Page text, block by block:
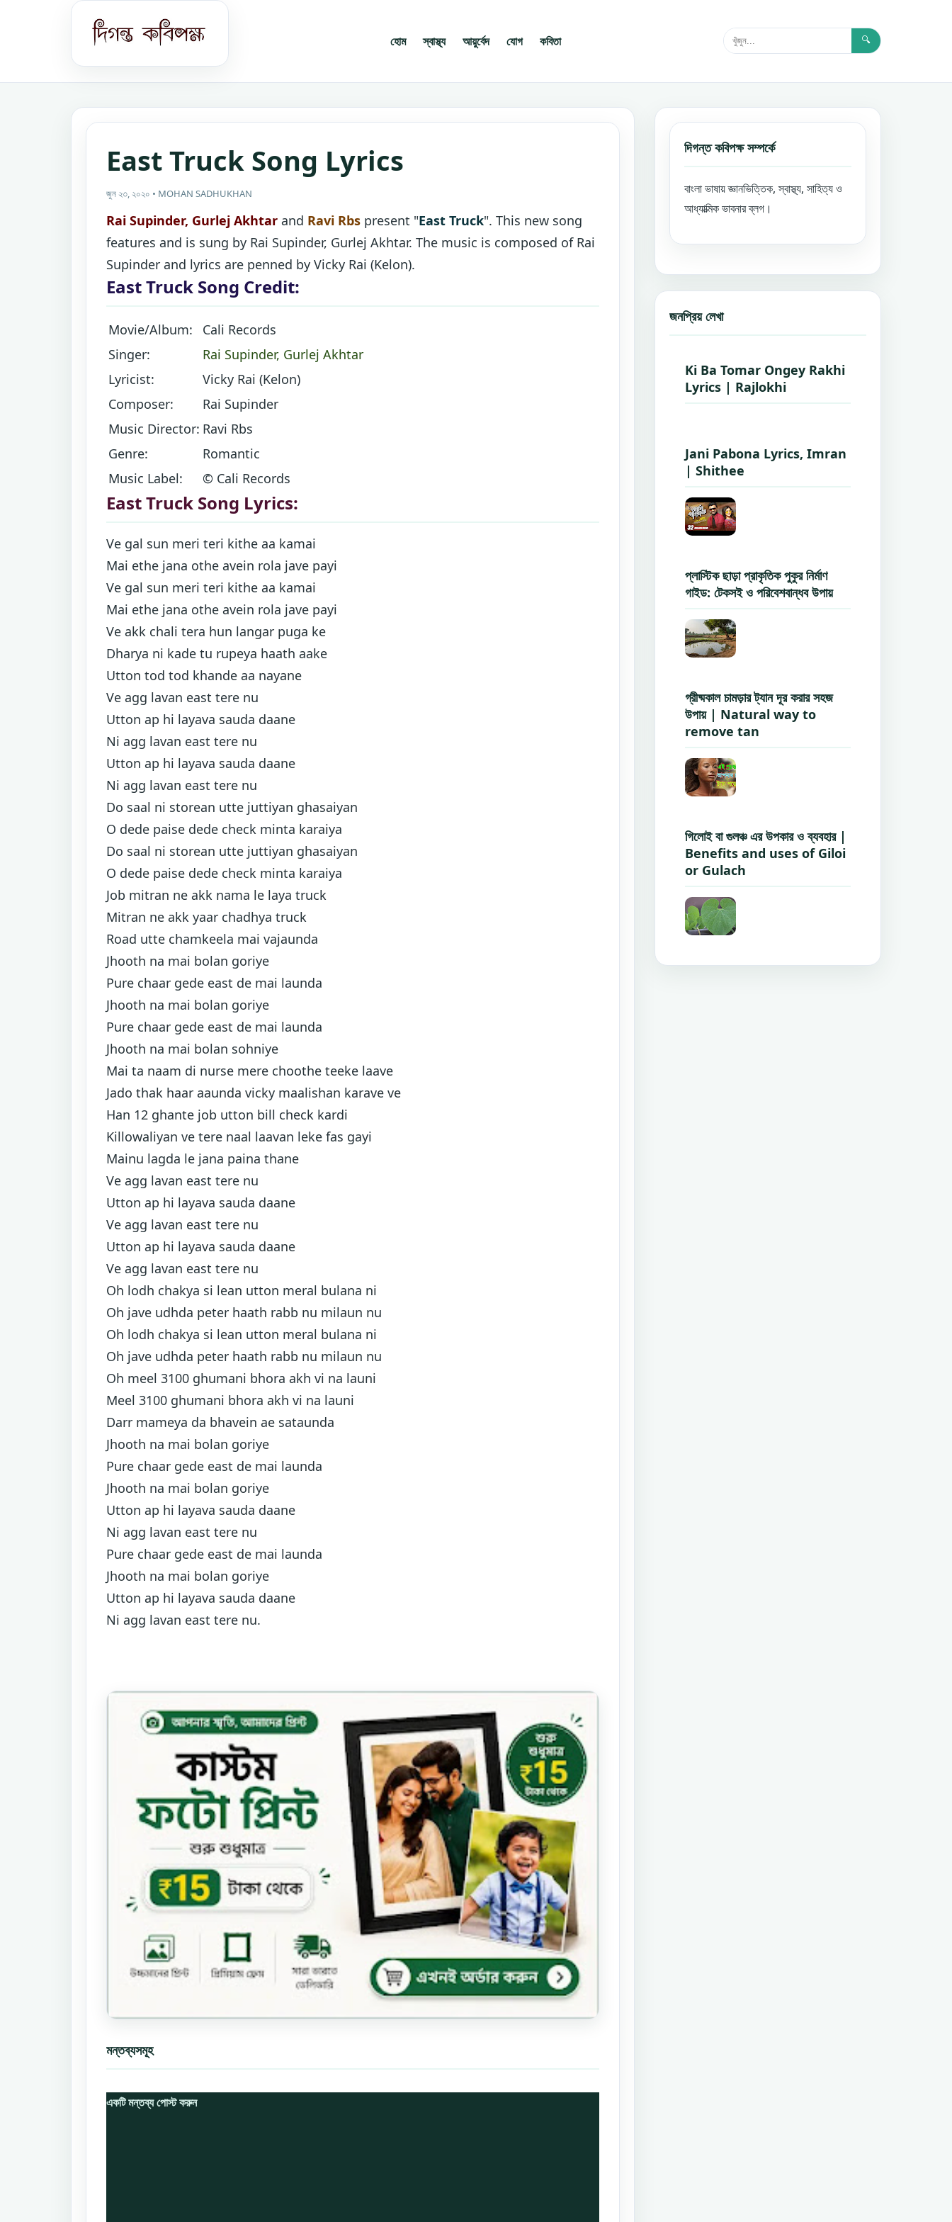
হোম স্বাস্থ্য আয়ুর্বেদ যোগ কবিতা 🔍
East Truck Song Lyrics
জুন ২৩, ২০২০ • MOHAN SADHUKHAN
Rai Supinder, Gurlej Akhtar and Ravi Rbs present "East Truck". This new song
features and is sung by Rai Supinder, Gurlej Akhtar. The music is composed of Rai
Supinder and lyrics are penned by Vicky Rai (Kelon).
East Truck Song Credit:
Movie/Album:
Cali Records
Singer:
Rai Supinder, Gurlej Akhtar
Lyricist:
Vicky Rai (Kelon)
Composer:
Rai Supinder
Music Director: Ravi Rbs
Genre:
Romantic
Music Label:
© Cali Records
East Truck Song Lyrics:
Ve gal sun meri teri kithe aa kamai
Mai ethe jana othe avein rola jave payi
Ve gal sun meri teri kithe aa kamai
Mai ethe jana othe avein rola jave payi
Ve akk chali tera hun langar puga ke
Dharya ni kade tu rupeya haath aake
Utton tod tod khande aa nayane
Ve agg lavan east tere nu
Utton ap hi layava sauda daane
Ni agg lavan east tere nu
Utton ap hi layava sauda daane
Ni agg lavan east tere nu
Do saal ni storean utte juttiyan ghasaiyan
O dede paise dede check minta karaiya
Do saal ni storean utte juttiyan ghasaiyan
O dede paise dede check minta karaiya
Job mitran ne akk nama le laya truck
Mitran ne akk yaar chadhya truck
Road utte chamkeela mai vajaunda
Jhooth na mai bolan goriye
Pure chaar gede east de mai launda
Jhooth na mai bolan goriye
Pure chaar gede east de mai launda
Jhooth na mai bolan sohniye
Mai ta naam di nurse mere choothe teeke laave
Jado thak haar aaunda vicky maalishan karave ve
Han 12 ghante job utton bill check kardi
Killowaliyan ve tere naal laavan leke fas gayi
Mainu lagda le jana paina thane
Ve agg lavan east tere nu
Utton ap hi layava sauda daane
Ve agg lavan east tere nu
Utton ap hi layava sauda daane
Ve agg lavan east tere nu
Oh lodh chakya si lean utton meral bulana ni
Oh jave udhda peter haath rabb nu milaun nu
Oh lodh chakya si lean utton meral bulana ni
Oh jave udhda peter haath rabb nu milaun nu
Oh meel 3100 ghumani bhora akh vi na launi
Meel 3100 ghumani bhora akh vi na launi
Darr mameya da bhavein ae sataunda
Jhooth na mai bolan goriye
Pure chaar gede east de mai launda
Jhooth na mai bolan goriye
Utton ap hi layava sauda daane
Ni agg lavan east tere nu
Pure chaar gede east de mai launda
Jhooth na mai bolan goriye
Utton ap hi layava sauda daane
Ni agg lavan east tere nu.
মন্তব্যসমূহ
একটি মন্তব্য পোস্ট করুন
দিগন্ত কবিপক্ষ সম্পর্কে
বাংলা ভাষায় জ্ঞানভিত্তিক, স্বাস্থ্য, সাহিত্য ও
আধ্যাত্মিক ভাবনার ব্লগ।
জনপ্রিয় লেখা
Ki Ba Tomar Ongey Rakhi
Lyrics | Rajlokhi
Jani Pabona Lyrics, Imran
| Shithee
প্লাস্টিক ছাড়া প্রাকৃতিক পুকুর নির্মাণ
গাইড: টেকসই ও পরিবেশবান্ধব উপায়
গ্রীষ্মকাল চামড়ার ট্যান দূর করার সহজ
উপায় | Natural way to
remove tan
গিলোই বা গুলঞ্চ এর উপকার ও ব্যবহার |
Benefits and uses of Giloi
or Gulach